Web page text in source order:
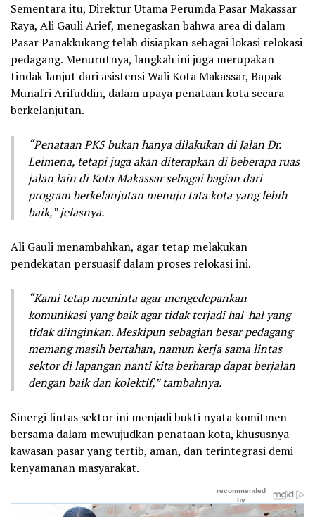
Sementara itu, Direktur Utama Perumda Pasar Makassar
Raya, Ali Gauli Arief, menegaskan bahwa area di dalam
Pasar Panakkukang telah disiapkan sebagai lokasi relokasi
pedagang. Menurutnya, langkah ini juga merupakan
tindak lanjut dari asistensi Wali Kota Makassar, Bapak
Munafri Arifuddin, dalam upaya penataan kota secara
berkelanjutan.
“Penataan PK5 bukan hanya dilakukan di Jalan Dr.
Leimena, tetapi juga akan diterapkan di beberapa ruas
jalan lain di Kota Makassar sebagai bagian dari
program berkelanjutan menuju tata kota yang lebih
baik,” jelasnya.
Ali Gauli menambahkan, agar tetap melakukan
pendekatan persuasif dalam proses relokasi ini.
“Kami tetap meminta agar mengedepankan
komunikasi yang baik agar tidak terjadi hal-hal yang
tidak diinginkan. Meskipun sebagian besar pedagang
memang masih bertahan, namun kerja sama lintas
sektor di lapangan nanti kita berharap dapat berjalan
dengan baik dan kolektif,” tambahnya.
Sinergi lintas sektor ini menjadi bukti nyata komitmen
bersama dalam mewujudkan penataan kota, khususnya
kawasan pasar yang tertib, aman, dan terintegrasi demi
kenyamanan masyarakat.